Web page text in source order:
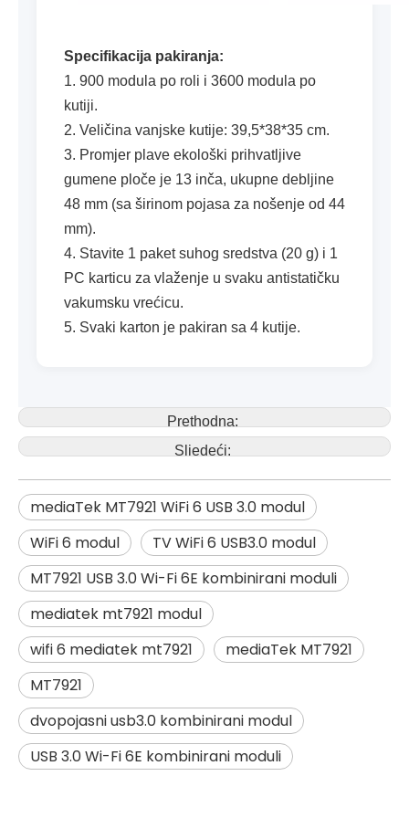
Specifikacija pakiranja:
1. 900 modula po roli i 3600 modula po
kutiji.
2. Veličina vanjske kutije: 39,5*38*35 cm.
3. Promjer plave ekološki prihvatljive
gumene ploče je 13 inča, ukupne debljine
48 mm (sa širinom pojasa za nošenje od 44
mm).
4. Stavite 1 paket suhog sredstva (20 g) i 1
PC karticu za vlaženje u svaku antistatičku
vakumsku vrećicu.
5. Svaki karton je pakiran sa 4 kutije.
Prethodna:
Sljedeći:
mediaTek MT7921 WiFi 6 USB 3.0 modul
WiFi 6 modul
TV WiFi 6 USB3.0 modul
MT7921 USB 3.0 Wi-Fi 6E kombinirani moduli
mediatek mt7921 modul
wifi 6 mediatek mt7921
mediaTek MT7921
MT7921
dvopojasni usb3.0 kombinirani modul
USB 3.0 Wi-Fi 6E kombinirani moduli